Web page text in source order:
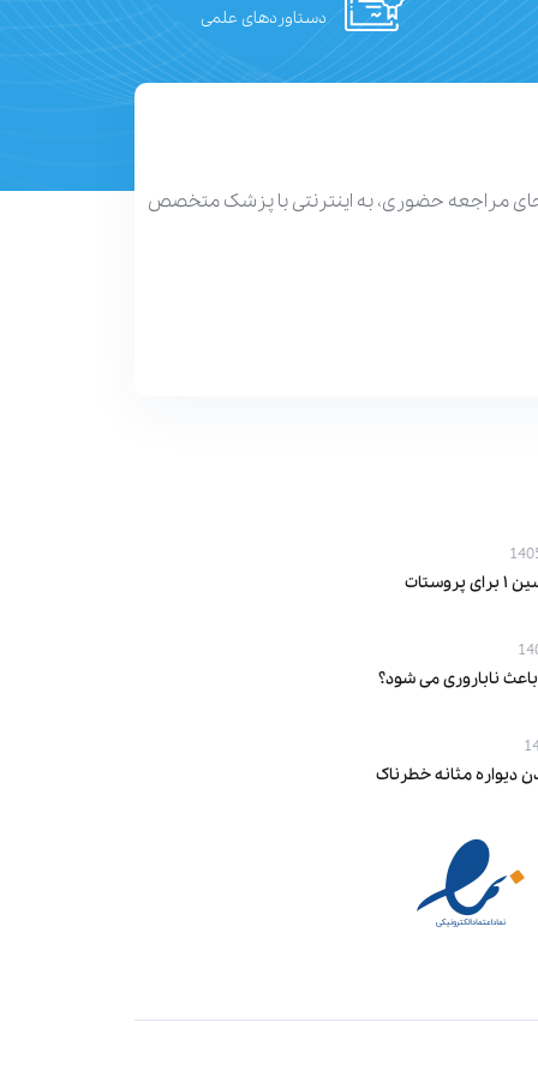
دستاوردهای علمی
مراجعه حضوری، به اینترنتی با پزشک متخصص
ناباروری می‌ شود؟
دیواره مثانه خطرناک